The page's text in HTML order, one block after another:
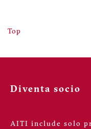
Top
Diventa socio
AITI include solo